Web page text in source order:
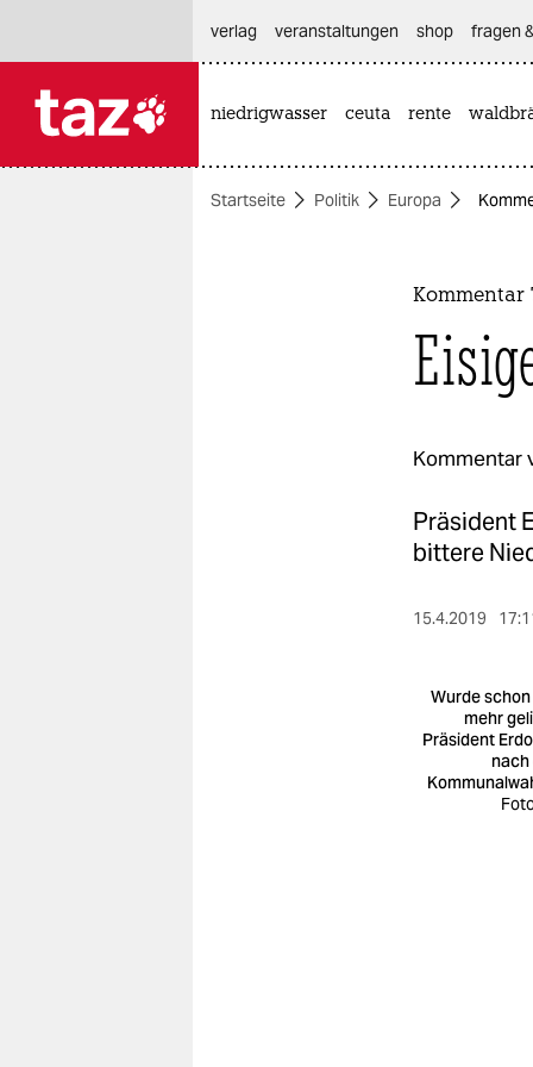
themen
verlag
veranstaltungen shop fragen
niedrigwasser ceuta rente
Startseite Politik Europa
Kommentar
Kommentar
Präsident
bittere
15.4.2019
Wurde
mehr
Präsident
nach